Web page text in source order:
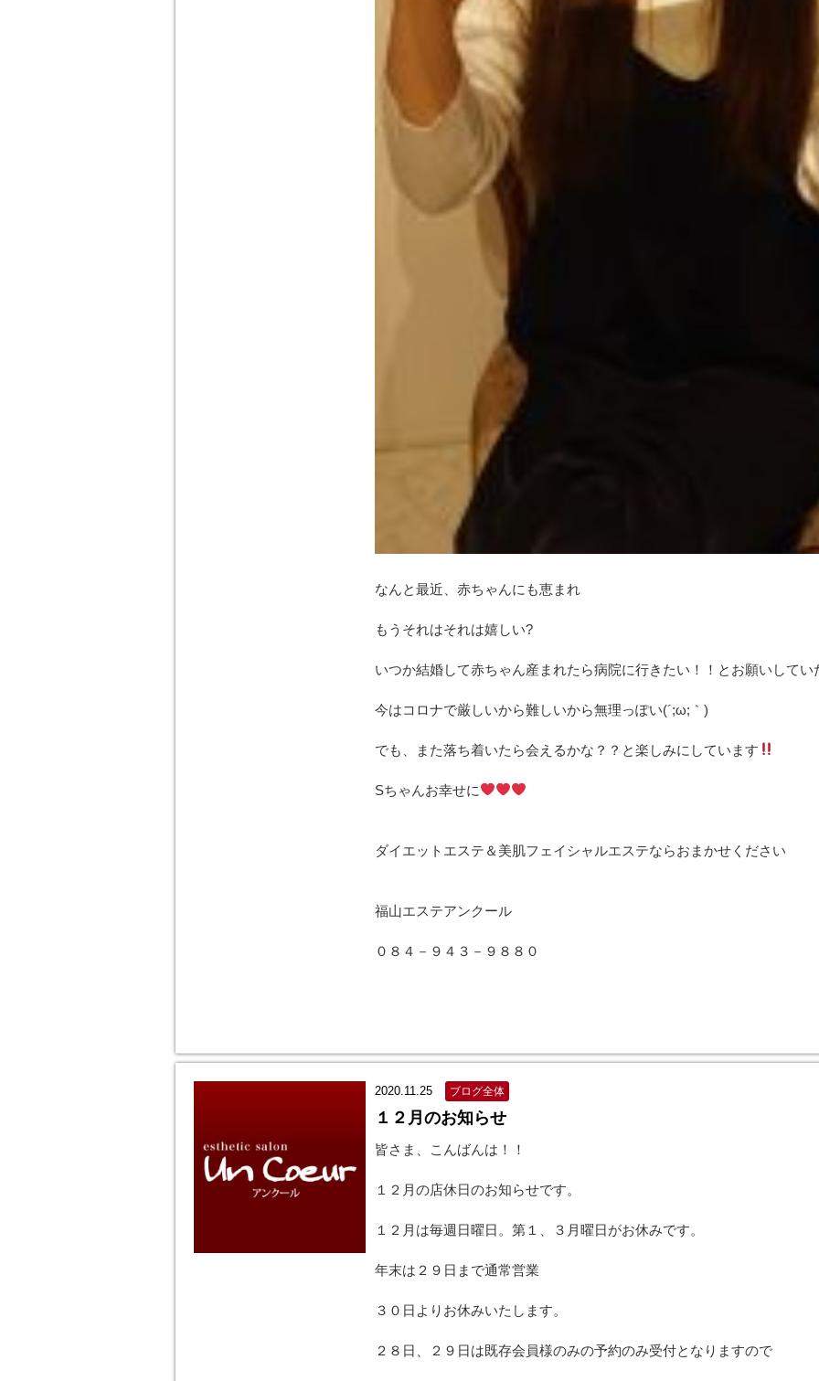
なんと最近、赤ちゃんにも恵まれ
もうそれはそれは嬉しい?
いつか結婚して赤ちゃん産まれたら病院に行きたい！！とお願いしてい
今はコロナで厳しいから難しいから無理っぽい(´;ω;｀)
でも、また落ち着いたら会えるかな？？と楽しみにしています
Sちゃんお幸せに
ダイエットエステ＆美肌フェイシャルエステならおまかせください
福山エステアンクール
０８４－９４３－９８８０
2020.11.25 ブログ全体
１２月のお知らせ
皆さま、こんばんは！！
１２月の店休日のお知らせです。
１２月は毎週日曜日。第１、３月曜日がお休みです。
年末は２９日まで通常営業
３０日よりお休みいたします。
２８日、２９日は既存会員様のみの予約のみ受付となりますので